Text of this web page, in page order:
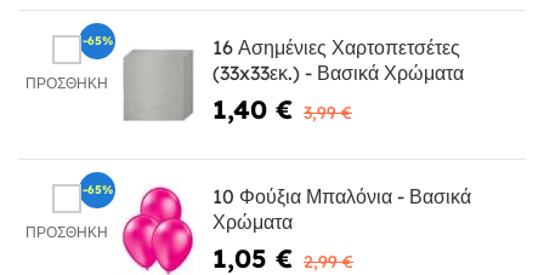
ΠΡΟΣΘΉΚΗ
16 Ασημένιες Χαρτοπετσέτες
(33x33εκ.) - Βασικά Χρώματα
1,40 € 3,99 €
-65%
ΠΡΟΣΘΉΚΗ
10 Φούξια Μπαλόνια - Βασικά
Χρώματα
1,05 € 2,99 €
-65%